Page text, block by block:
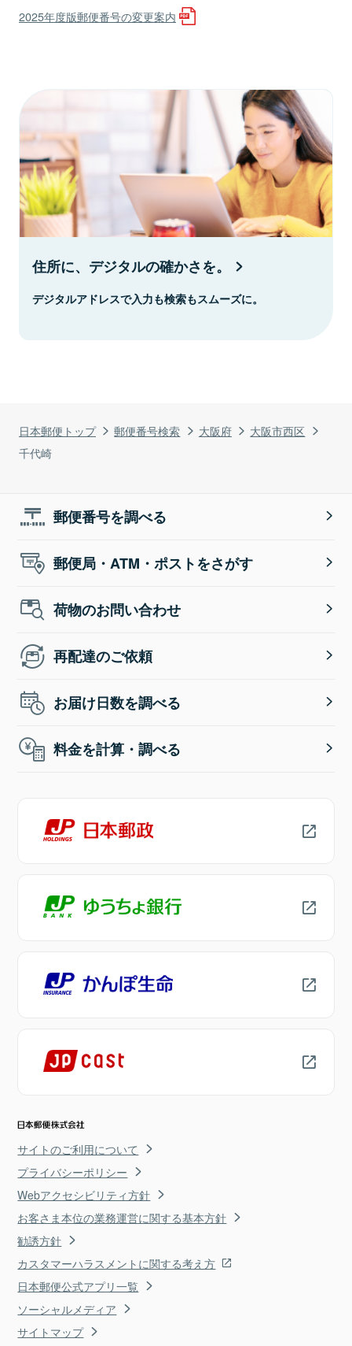
日本郵便トップ 郵便番号検索 大阪府
大阪市西区
千代崎
2025年度版郵便番号の変更案内
住所に、デジタルの確かさを。
デジタルアドレスで入力も検索もスムーズに。
郵便番号を調べる
郵便局・ATM・ポストをさがす
荷物のお問い合わせ
再配達のご依頼
お届け日数を調べる
料金を計算・調べる
サイトのご利用について
プライバシーポリシー
Webアクセシビリティ方針
お客さま本位の業務運営に関する基本方針
勧誘方針
カスタマーハラスメントに関する考え方
日本郵便公式アプリ一覧
ソーシャルメディア
サイトマップ